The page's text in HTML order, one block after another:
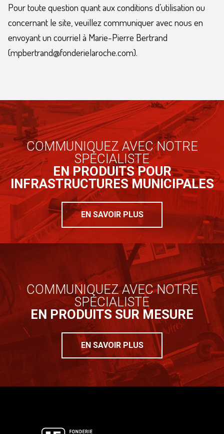
Pour toute question quant aux conditions d’utilisation ou
concernant le site, veuillez communiquer avec nous en
envoyant un courriel à Marie-Pierre Bertrand
(mpbertrand@fonderielaroche.com).
COMMUNIQUEZ AVEC NOTRE
SPÉCIALISTE
EN PRODUITS POUR
INFRASTRUCTURES MUNICIPALES
EN SAVOIR PLUS
COMMUNIQUEZ AVEC NOTRE
SPÉCIALISTE
EN PRODUITS SUR MESURE
EN SAVOIR PLUS